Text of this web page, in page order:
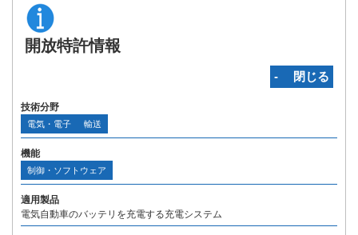
開放特許情報
‐ 閉じる
技術分野
電気・電子 輸送
機能
制御・ソフトウェア
適用製品
電気自動車のバッテリを充電する充電システム